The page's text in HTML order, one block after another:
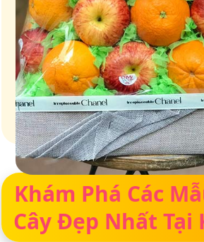
Giỏ quà – Tinh hoa từ trái cây
Khám Phá Các
Cây Đẹp Nhất Tại